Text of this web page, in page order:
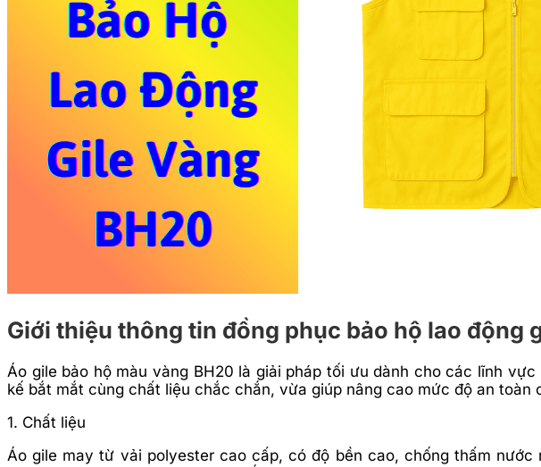
Giới thiệu thông tin đồng phục bảo hộ lao động
Áo gile bảo hộ màu vàng BH20 là giải pháp tối ưu dành cho các lĩnh
kế bắt mắt cùng chất liệu chắc chắn, vừa giúp nâng cao mức độ an
1. Chất liệu
Áo gile may từ vải polyester cao cấp, có độ bền cao, chống thấm